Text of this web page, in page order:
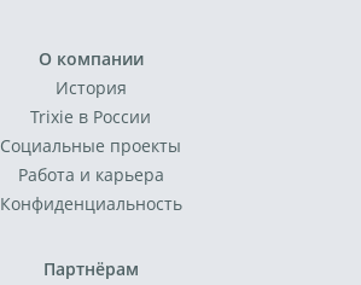
О компании
История
Trixie в России
Социальные проекты
Работа и карьера
Конфиденциальность
Партнёрам